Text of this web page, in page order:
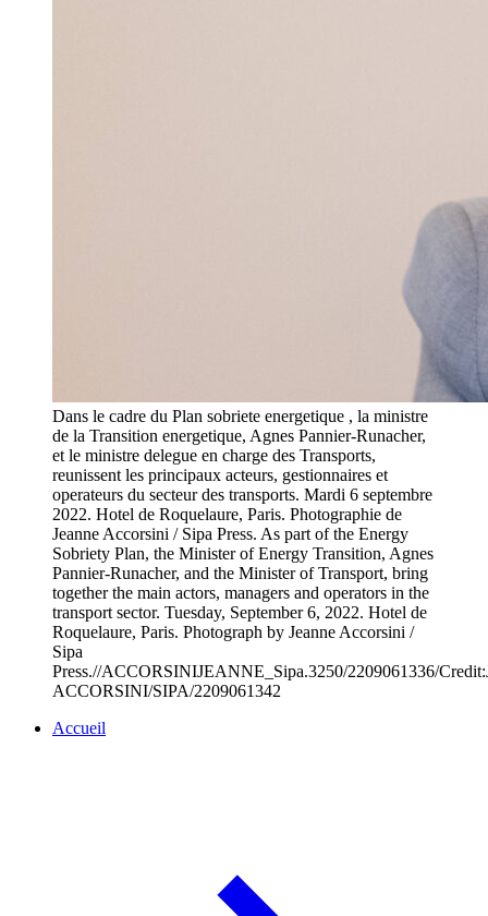
Dans le cadre du Plan sobriete energetique , la ministre
de la Transition energetique, Agnes Pannier-Runacher,
et le ministre delegue en charge des Transports,
reunissent les principaux acteurs, gestionnaires et
operateurs du secteur des transports. Mardi 6 septembre
2022. Hotel de Roquelaure, Paris. Photographie de
Jeanne Accorsini / Sipa Press. As part of the Energy
Sobriety Plan, the Minister of Energy Transition, Agnes
Pannier-Runacher, and the Minister of Transport, bring
together the main actors, managers and operators in the
transport sector. Tuesday, September 6, 2022. Hotel de
Roquelaure, Paris. Photograph by Jeanne Accorsini /
Sipa
Press.//ACCORSINIJEANNE_Sipa.3250/2209061336/
ACCORSINI/SIPA/2209061342
Accueil